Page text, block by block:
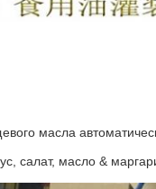
масла
салат, масло &